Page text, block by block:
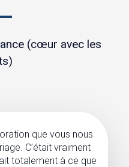
(cœur avec les
que vous nous
C’était vraiment
totalement à ce que